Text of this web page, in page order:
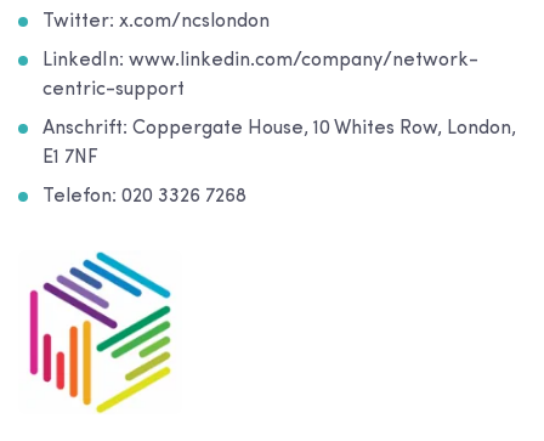
Twitter: x.com/ncslondon
LinkedIn: www.linkedin.com/company/network-
centric-support
Anschrift: Coppergate House, 10 Whites Row, London,
E1 7NF
Telefon: 020 3326 7268